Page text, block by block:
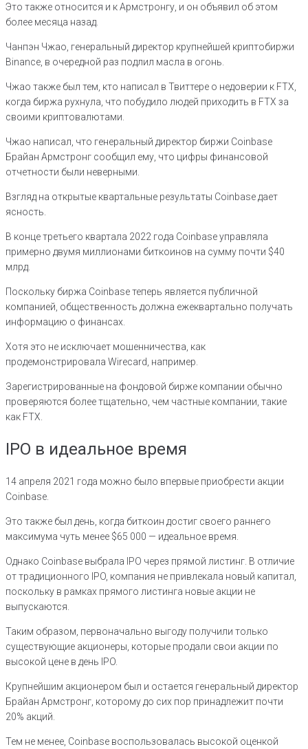
Это также относится и к Армстронгу, и он объявил об этом
более месяца назад.
Чанпэн Чжао, генеральный директор крупнейшей криптобиржи
Binance, в очередной раз подлил масла в огонь.
Чжао также был тем, кто написал в Твиттере о недоверии к FTX,
когда биржа рухнула, что побудило людей приходить в FTX за
своими криптовалютами.
Чжао написал, что генеральный директор биржи Coinbase
Брайан Армстронг сообщил ему, что цифры финансовой
отчетности были неверными.
Взгляд на открытые квартальные результаты Coinbase дает
ясность.
В конце третьего квартала 2022 года Coinbase управляла
примерно двумя миллионами биткоинов на сумму почти $40
млрд.
Поскольку биржа Coinbase теперь является публичной
компанией, общественность должна ежеквартально получать
информацию о финансах.
Хотя это не исключает мошенничества, как
продемонстрировала Wirecard, например.
Зарегистрированные на фондовой бирже компании обычно
проверяются более тщательно, чем частные компании, такие
как FTX.
IPO в идеальное время
14 апреля 2021 года можно было впервые приобрести акции
Coinbase.
Это также был день, когда биткоин достиг своего раннего
максимума чуть менее $65 000 — идеальное время.
Однако Coinbase выбрала IPO через прямой листинг. В отличие
от традиционного IPO, компания не привлекала новый капитал,
поскольку в рамках прямого листинга новые акции не
выпускаются.
Таким образом, первоначально выгоду получили только
существующие акционеры, которые продали свои акции по
высокой цене в день IPO.
Крупнейшим акционером был и остается генеральный директор
Брайан Армстронг, которому до сих пор принадлежит почти
20% акций.
Тем не менее, Coinbase воспользовалась высокой оценкой